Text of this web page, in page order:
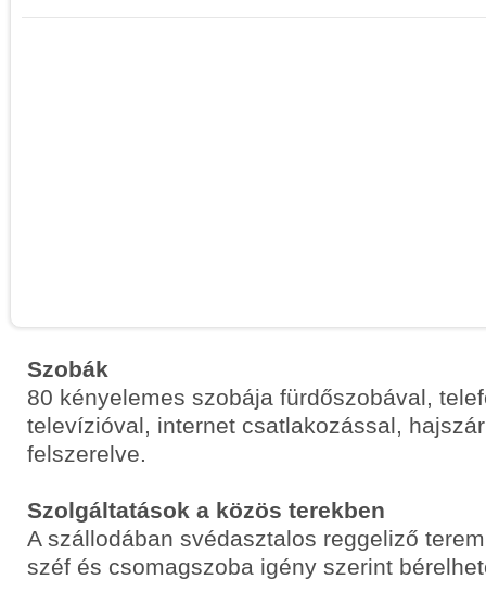
Szobák
80 kényelemes szobája fürdőszobával,
televízióval, internet csatlakozással,
felszerelve.
Szolgáltatások a közös terekben
A szállodában svédasztalos reggeliző
széf és csomagszoba igény szerint